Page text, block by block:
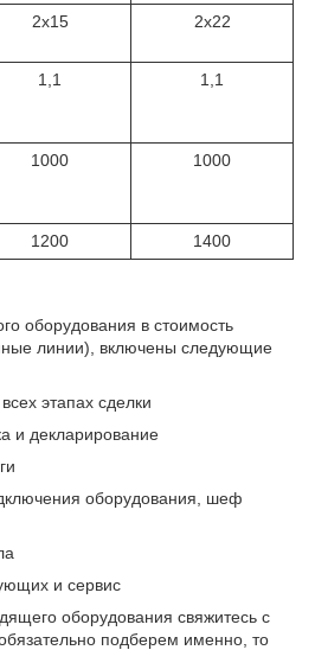
2х15 2х22
1,1 1,1
1000 1000
1200 1400
оборудования в стоимость
линии), включены следующие
этапах сделки
и декларирование
оборудования, шеф
и сервис
оборудования свяжитесь с
подберем именно, то